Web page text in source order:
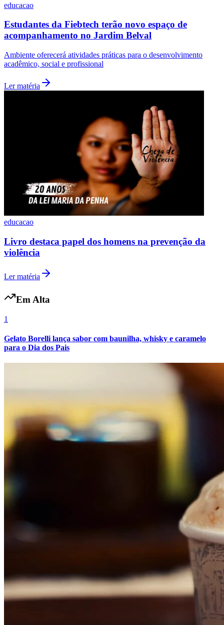
Santos
Flamengo
educacao
Estudantes da Fiebtech terão novo espaço de
acompanhamento no Jardim Belval
Ambiente oferecerá atividades práticas para o desenvolvimento
acadêmico, social e profissional
Ler matéria
educacao
Livro destaca papel dos homens na prevenção da
violência
Ler matéria
Em Alta
1
Gelato Borelli lança sabor com baunilha, whisky e caramelo
para o Dia dos Pais